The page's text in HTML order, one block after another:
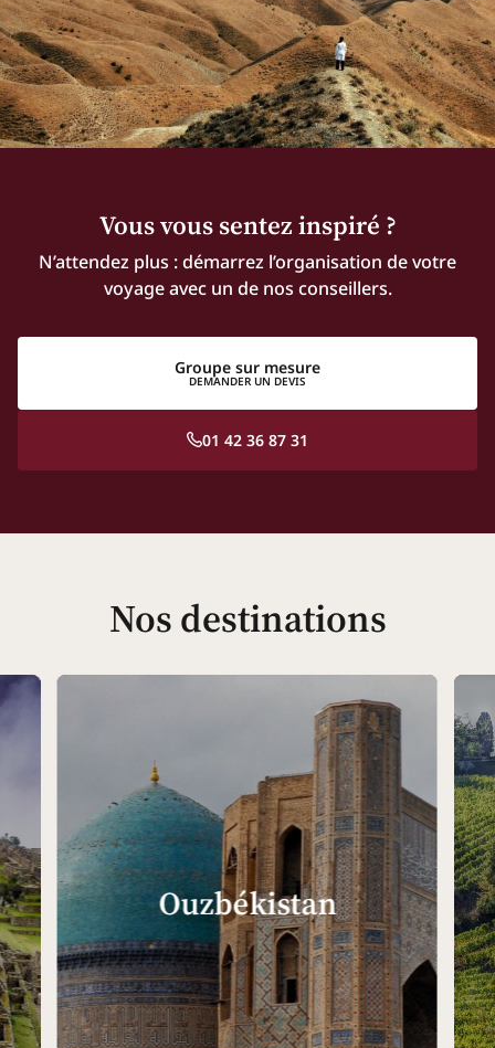
Vous vous sentez inspiré ?
N’attendez plus : démarrez l’organisation de votre
voyage avec un de nos conseillers.
01 42 36 87 31
Groupe sur mesure
DEMANDER UN DEVIS
Nos destinations
Ouzbékistan